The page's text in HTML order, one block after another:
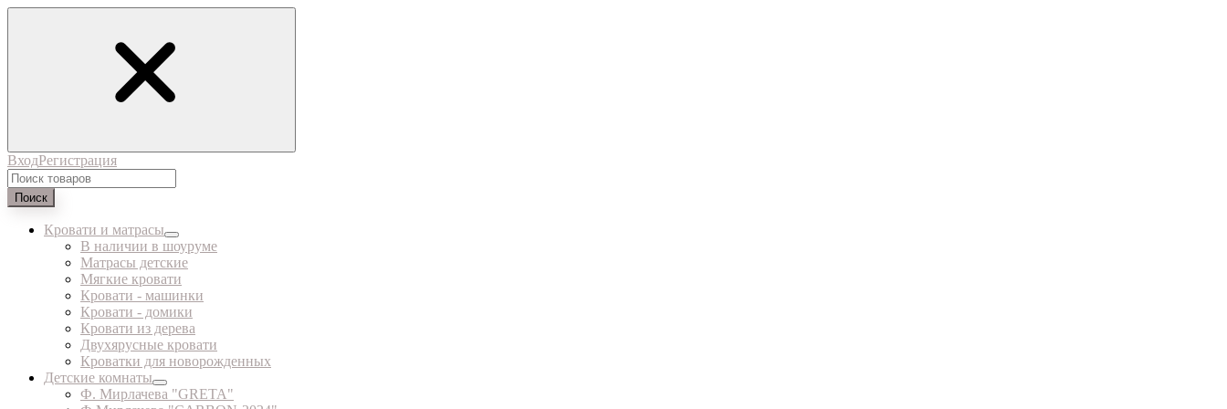
ВходРегистрация
Поиск
Кровати и матрасы
В наличии в шоуруме
Матрасы детские
Мягкие кровати
Кровати - машинки
Кровати - домики
Кровати из дерева
Двухярусные кровати
Кроватки для новорожденных
Детские комнаты
Ф. Мирлачева "GRETA"